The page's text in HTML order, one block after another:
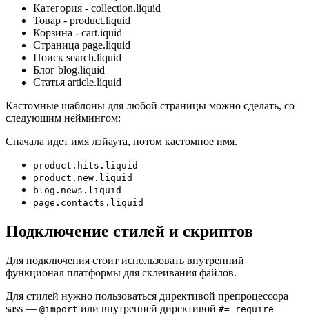
Категория - collection.liquid
Товар - product.liquid
Корзина - cart.iquid
Страница page.liquid
Поиск search.liquid
Блог blog.liquid
Статья article.liquid
Кастомные шаблоны для любой страницы можно сделать, со
следующим неймингом:
Сначала идет имя лэйаута, потом кастомное имя.
product.hits.liquid
product.new.liquid
blog.news.liquid
page.contacts.liquid
Подключение стилей и скриптов
Для подключения стоит использовать внутренний
функционал платформы для склеивания файлов.
Для стилей нужно пользоваться директивой препроцессора
sass — @import или внутренней директивой #= require